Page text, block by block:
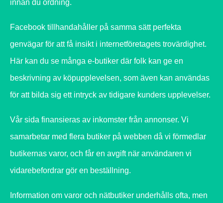
innan du ordning.
Facebook tillhandahåller på samma sätt perfekta
genvägar för att få insikt i internetföretagets trovärdighet.
Här kan du se många e-butiker där folk kan ge en
beskrivning av köpupplevelsen, som även kan användas
för att bilda sig ett intryck av tidigare kunders upplevelser.
Vår sida finansieras av inkomster från annonser. Vi
samarbetar med flera butiker på webben då vi förmedlar
butikernas varor, och får en avgift när användaren vi
vidarebefordrar gör en beställning.
Information om varor och nätbutiker underhålls ofta, men